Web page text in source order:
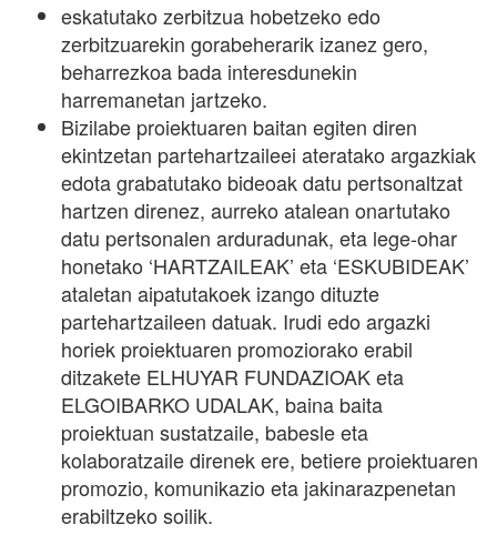
eskatutako zerbitzua hobetzeko edo
zerbitzuarekin gorabeherarik izanez gero,
beharrezkoa bada interesdunekin
harremanetan jartzeko.
Bizilabe proiektuaren baitan egiten diren
ekintzetan partehartzaileei ateratako argazkiak
edota grabatutako bideoak datu pertsonaltzat
hartzen direnez, aurreko atalean onartutako
datu pertsonalen arduradunak, eta lege-ohar
honetako ‘HARTZAILEAK’ eta ‘ESKUBIDEAK’
ataletan aipatutakoek izango dituzte
partehartzaileen datuak. Irudi edo argazki
horiek proiektuaren promoziorako erabil
ditzakete ELHUYAR FUNDAZIOAK eta
ELGOIBARKO UDALAK, baina baita
proiektuan sustatzaile, babesle eta
kolaboratzaile direnek ere, betiere proiektuaren
promozio, komunikazio eta jakinarazpenetan
erabiltzeko soilik.